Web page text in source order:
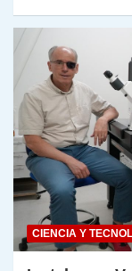
CIENCIA Y